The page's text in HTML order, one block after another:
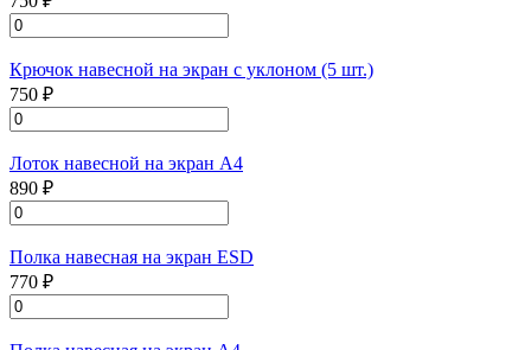
Крючок навесной на экран с уклоном (5 шт.)
750 ₽
Лоток навесной на экран А4
890 ₽
Полка навесная на экран ESD
770 ₽